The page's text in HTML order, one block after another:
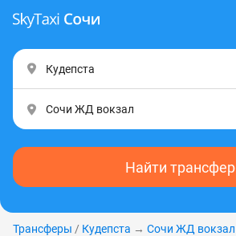
Найти трансфер
Трансферы / Кудепста → Сочи ЖД вокзал